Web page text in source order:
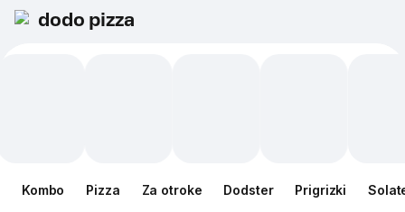
dodo pizza
Kombo Pizza Za otroke Dodster Prigrizki